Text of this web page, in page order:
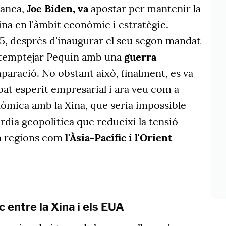
Joe Biden, vaapostar per mantenir la
en l'àmbit econòmic i estratègic.
després d'inaugurar el seu segon mandat
Pequín amb una guerra
No obstant això, finalment, es va
esperit empresarial i ara veu com a
amb la Xina, que seria impossible
geopolítica que redueixi la tensió
regions com l'Àsia-Pacífic i l'Orient
entre la Xina i els EUA